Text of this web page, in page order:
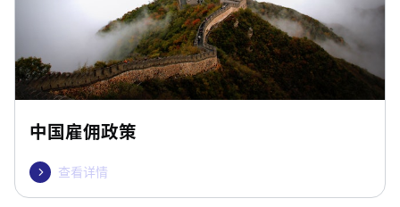
中国雇佣政策
 查看详情